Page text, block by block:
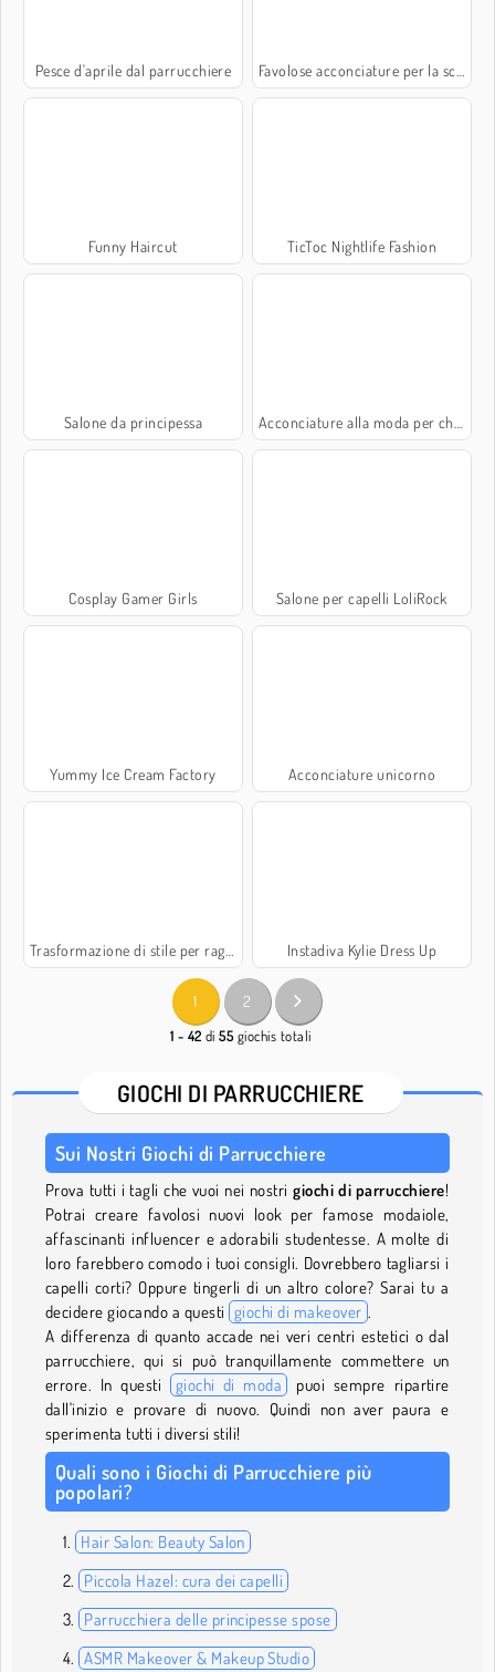
Pesce d'aprile dal parrucchiere Favolose acconciature per la scuola
Funny Haircut TicToc Nightlife Fashion
Salone da principessa Acconciature alla moda per cheerleader
Cosplay Gamer Girls Salone per capelli LoliRock
Yummy Ice Cream Factory Acconciature unicorno
Trasformazione di stile per ragazzi Instadiva Kylie Dress Up
1 2
1 - 42 di55 giochis totali
GIOCHI DI PARRUCCHIERE
Sui Nostri Giochi di Parrucchiere
Prova tutti i tagli che vuoi nei nostrigiochi di parrucchiere!
Potrai creare favolosi nuovi look per famose modaiole,
affascinanti influencer e adorabili studentesse. A molte di
loro farebbero comodo i tuoi consigli. Dovrebbero tagliarsi i
capelli corti? Oppure tingerli di un altro colore? Sarai tu a
decidere giocando a questi giochi di makeover .
A differenza di quanto accade nei veri centri estetici o dal
parrucchiere, qui si può tranquillamente commettere un
errore. In questi
giochi di moda
puoi sempre ripartire
dall'inizio e provare di nuovo. Quindi non aver paura e
sperimenta tutti i diversi stili!
Quali sono i Giochi di Parrucchiere più
popolari?
Hair Salon: Beauty Salon
Piccola Hazel: cura dei capelli
Parrucchiera delle principesse spose
ASMR Makeover & Makeup Studio